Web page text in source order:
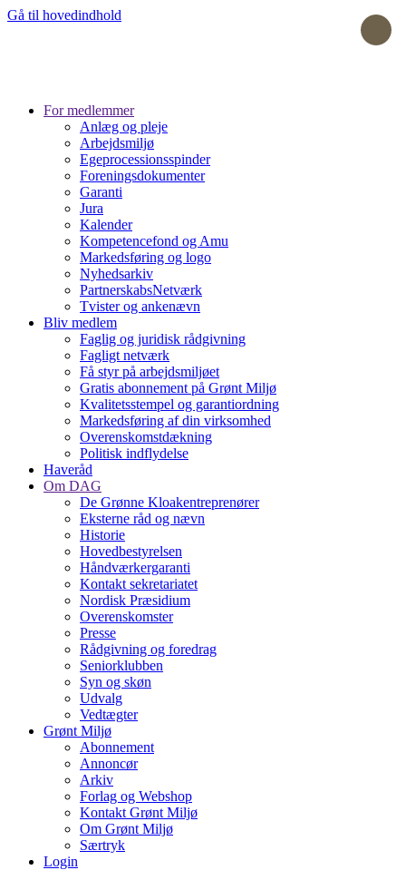
Gå til hovedindhold
For medlemmer
Anlæg og pleje
Arbejdsmiljø
Egeprocessionsspinder
Foreningsdokumenter
Garanti
Jura
Kalender
Kompetencefond og Amu
Markedsføring og logo
Nyhedsarkiv
PartnerskabsNetværk
Tvister og ankenævn
Bliv medlem
Faglig og juridisk rådgivning
Fagligt netværk
Få styr på arbejdsmiljøet
Gratis abonnement på Grønt Miljø
Kvalitetsstempel og garantiordning
Markedsføring af din virksomhed
Overenskomstdækning
Politisk indflydelse
Haveråd
Om DAG
De Grønne Kloakentreprenører
Eksterne råd og nævn
Historie
Hovedbestyrelsen
Håndværkergaranti
Kontakt sekretariatet
Nordisk Præsidium
Overenskomster
Presse
Rådgivning og foredrag
Seniorklubben
Syn og skøn
Udvalg
Vedtægter
Grønt Miljø
Abonnement
Annoncør
Arkiv
Forlag og Webshop
Kontakt Grønt Miljø
Om Grønt Miljø
Særtryk
Login